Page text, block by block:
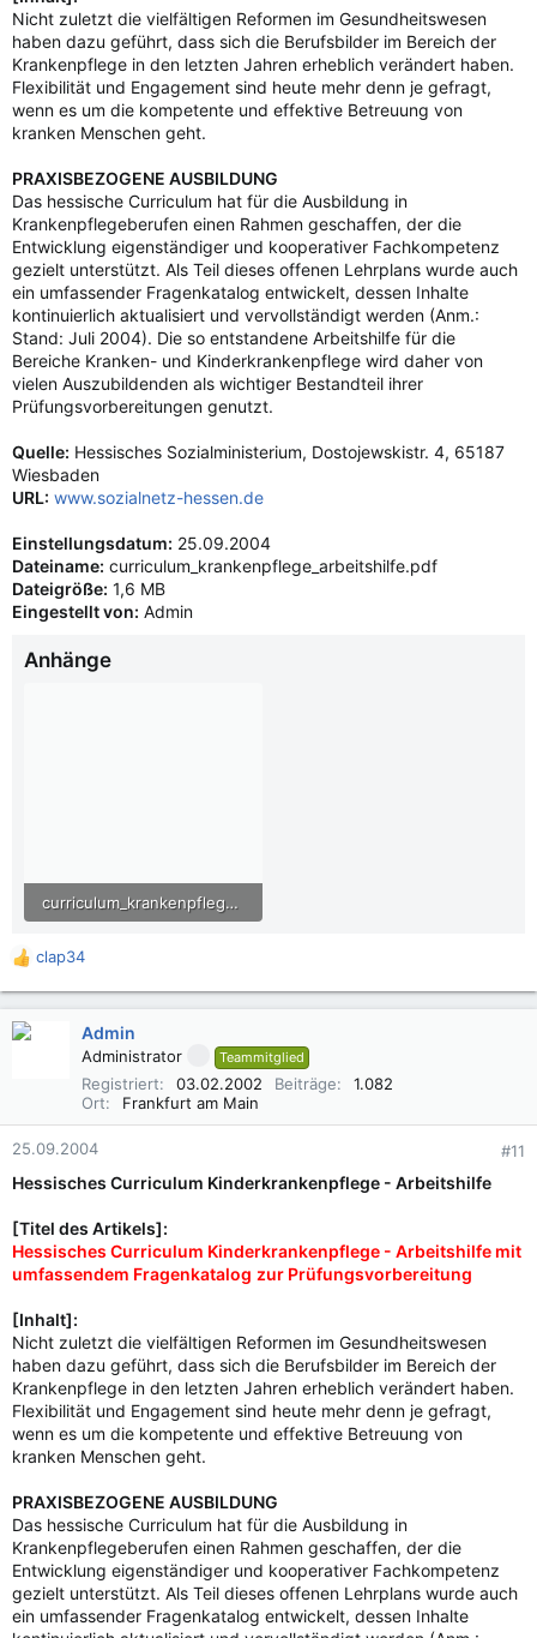
Nicht zuletzt die vielfältigen Reformen im Gesundheitswesen
haben dazu geführt, dass sich die Berufsbilder im Bereich der
Krankenpflege in den letzten Jahren erheblich verändert haben.
Flexibilität und Engagement sind heute mehr denn je gefragt,
wenn es um die kompetente und effektive Betreuung von
kranken Menschen geht.
PRAXISBEZOGENE AUSBILDUNG
Das hessische Curriculum hat für die Ausbildung in
Krankenpflegeberufen einen Rahmen geschaffen, der die
Entwicklung eigenständiger und kooperativer Fachkompetenz
gezielt unterstützt. Als Teil dieses offenen Lehrplans wurde auch
ein umfassender Fragenkatalog entwickelt, dessen Inhalte
kontinuierlich aktualisiert und vervollständigt werden (Anm.:
Stand: Juli 2004). Die so entstandene Arbeitshilfe für die
Bereiche Kranken- und Kinderkrankenpflege wird daher von
vielen Auszubildenden als wichtiger Bestandteil ihrer
Prüfungsvorbereitungen genutzt.
Quelle: Hessisches Sozialministerium, Dostojewskistr. 4, 65187
Wiesbaden
URL: www.sozialnetz-hessen.de
Einstellungsdatum: 25.09.2004
Dateiname: curriculum_krankenpflege_arbeitshilfe.pdf
Dateigröße: 1,6 MB
Eingestellt von: Admin
Anhänge
curriculum_krankenpflege_arbeitshilfe.pdf
R
e
a
k
e
n
:
clap34
Admin
Administrator Teammitglied
Registriert 03.02.2002 Beiträge
1.082
Ort
Frankfurt am Main
25.09.2004 #11
Hessisches Curriculum Kinderkrankenpflege - Arbeitshilfe
[Titel des Artikels]:
Hessisches Curriculum Kinderkrankenpflege - Arbeitshilfe mit
umfassendem Fragenkatalog zur Prüfungsvorbereitung
[Inhalt]:
Nicht zuletzt die vielfältigen Reformen im Gesundheitswesen
haben dazu geführt, dass sich die Berufsbilder im Bereich der
Krankenpflege in den letzten Jahren erheblich verändert haben.
Flexibilität und Engagement sind heute mehr denn je gefragt,
wenn es um die kompetente und effektive Betreuung von
kranken Menschen geht.
PRAXISBEZOGENE AUSBILDUNG
Das hessische Curriculum hat für die Ausbildung in
Krankenpflegeberufen einen Rahmen geschaffen, der die
Entwicklung eigenständiger und kooperativer Fachkompetenz
gezielt unterstützt. Als Teil dieses offenen Lehrplans wurde auch
ein umfassender Fragenkatalog entwickelt, dessen Inhalte